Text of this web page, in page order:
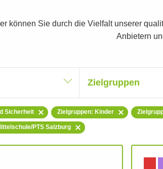
können Sie durch die Vielfalt unserer
Anbietern
Zielgruppen
Sicherheit Zielgruppen: Kinder
PTS Salzburg